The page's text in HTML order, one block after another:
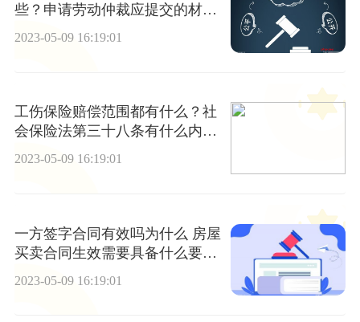
些？申请劳动仲裁应提交的材料
有什么内容？
2023-05-09 16:19:01
工伤保险赔偿范围都有什么？社
会保险法第三十八条有什么内
容？
2023-05-09 16:19:01
一方签字合同有效吗为什么 房屋
买卖合同生效需要具备什么要
2023-05-09 16:19:01